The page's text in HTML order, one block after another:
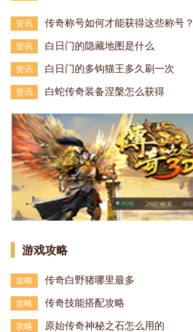
资讯 传奇称号如何才能获得这些称号？
资讯 白日门的隐藏地图是什么
资讯 白日门的多钩猫王多久刷一次
资讯 白蛇传奇装备涅槃怎么获得
游戏攻略
攻略 传奇白野猪哪里最多
攻略 传奇技能搭配攻略
攻略 原始传奇神秘之石怎么用的